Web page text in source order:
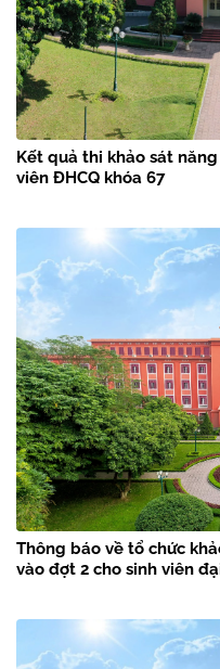
Kết quả thi khảo sát
viên ĐHCQ khóa 67
Thông báo về tổ chức
vào đợt 2 cho sinh viên